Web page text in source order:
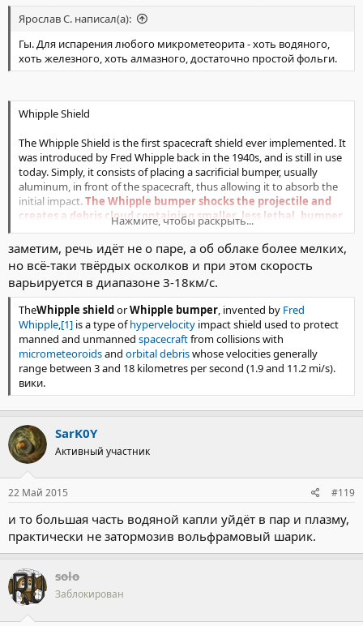
Ярослав С. написал(а):
Гы. Для испарения любого микрометеорита - хоть водяного,
хоть железного, хоть алмазного, достаточно простой фольги.
Whipple Shield
The Whipple Shield is the first spacecraft shield ever implemented. It
was introduced by Fred Whipple back in the 1940s, and is still in use
today. Simply, it consists of placing a sacrificial bumper, usually
aluminum, in front of the spacecraft, thus allowing it to absorb the
initial impact.The Whipple bumper shocks the projectile and
creates a debris cloud containing smaller, less lethal, bumper
and projectile fragments.The full force of the debris cloud is
diluted over a larger area on the spacecraft rearwall.
http://ares.jsc.nasa.gov/hvit/basic.cfm
Нажмите, чтобы раскрыть...
заметим, речь идёт не о паре, а об облаке более мелких,
но всё-таки твёрдых осколков и при этом скорость
варьируется в диапазоне 3-18км/с.
TheWhipple shieldorWhipple bumper, invented by Fred
Whipple,[1] is a type ofhypervelocity impact shield used to protect
manned and unmanned spacecraftfrom collisions with
micrometeoroidsand orbital debriswhose velocities generally
range between 3 and 18 kilometres per second (1.9 and 11.2 mi/s).
вики.
SarK0Y
Активный участник
22 Май 2015 #119
и то большая часть водяной капли уйдёт в пар и плазму,
практически не затормозив вольфрамовый шарик.
solo
Заблокирован